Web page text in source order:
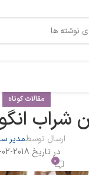
مقالات کوتاه
شراب
ارسال توسطمدیر
در تاریخ 2018-02-16
0